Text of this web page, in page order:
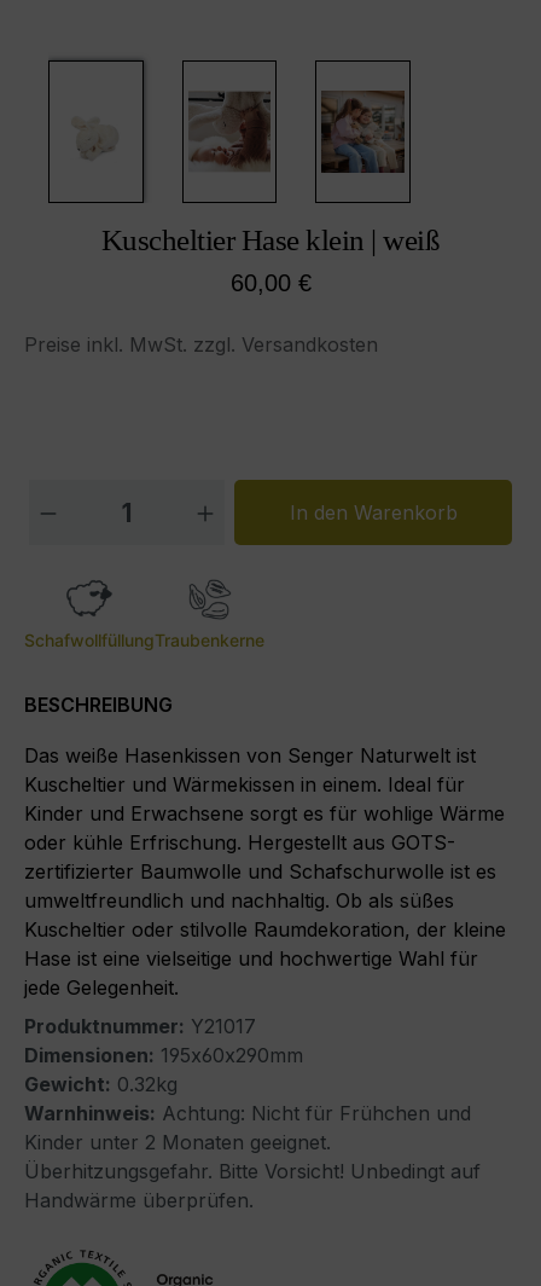
Kuscheltier Hase klein | weiß
60,00 €
Preise inkl. MwSt. zzgl. Versandkosten
Produkt Anzahl: Gib denIn den Warenkorb
SchafwollfüllungTraubenkerne
BESCHREIBUNG
Das weiße Hasenkissen von Senger Naturwelt ist
Kuscheltier und Wärmekissen in einem. Ideal für
Kinder und Erwachsene sorgt es für wohlige Wärme
oder kühle Erfrischung. Hergestellt aus GOTS-
zertifizierter Baumwolle und Schafschurwolle ist es
umweltfreundlich und nachhaltig. Ob als süßes
Kuscheltier oder stilvolle Raumdekoration, der kleine
Hase ist eine vielseitige und hochwertige Wahl für
jede Gelegenheit.
Produktnummer: Y21017
Dimensionen: 195x60x290mm
Gewicht: 0.32kg
Warnhinweis: Achtung: Nicht für Frühchen und
Kinder unter 2 Monaten geeignet.
Überhitzungsgefahr. Bitte Vorsicht! Unbedingt auf
Handwärme überprüfen.